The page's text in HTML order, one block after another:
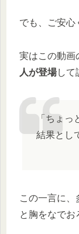
でも、ご安心
実はこの動画
人が登場して
「ちょっ
結果とし
この一言に、
と胸をなでお